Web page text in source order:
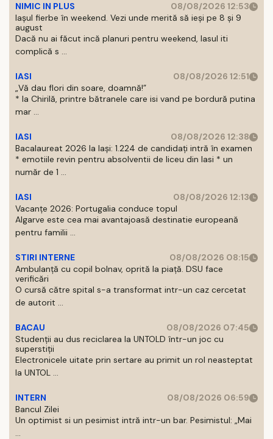
NIMIC IN PLUS
08/08/2026 12:53
Iașul fierbe în weekend. Vezi unde merită să ieși pe 8 și 9
august
Dacă nu ai făcut incă planuri pentru weekend, Iasul iti
complică s ...
IASI
08/08/2026 12:51
„Vă dau flori din soare, doamnă!”
* la Chirilă, printre bătranele care isi vand pe bordură putina
mar ...
IASI
08/08/2026 12:38
Bacalaureat 2026 la Iași: 1.224 de candidați intră în examen
* emotiile revin pentru absolventii de liceu din Iasi * un
număr de 1 ...
IASI
08/08/2026 12:13
Vacanțe 2026: Portugalia conduce topul
Algarve este cea mai avantajoasă destinatie europeană
pentru familii ...
STIRI INTERNE
08/08/2026 08:15
Ambulanță cu copil bolnav, oprită la piață. DSU face
verificări
O cursă către spital s-a transformat intr-un caz cercetat
de autorit ...
BACAU
08/08/2026 07:45
Studenții au dus reciclarea la UNTOLD într-un joc cu
superstiții
Electronicele uitate prin sertare au primit un rol neasteptat
la UNTOL ...
INTERN
08/08/2026 06:59
Bancul Zilei
Un optimist si un pesimist intră intr-un bar. Pesimistul: „Mai
...